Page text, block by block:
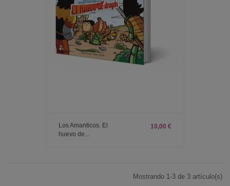
Los Amanticos. El
huevo de...
10,00 €
Mostrando 1-3 de 3 artículo(s)